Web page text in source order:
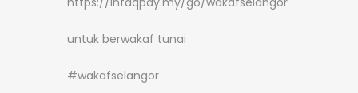
untuk berwakaf tunai
#wakafselangor